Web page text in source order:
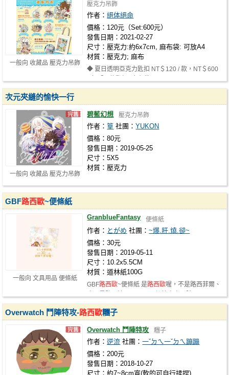
一般向 收藏品 壓克力吊飾
壓克力吊飾
作者：絕体絕命
價格：120元（Set:600元）
發售日期：2021-02-27
尺寸：壓克力:約6x7cm, 麻布袋: 可放A4
材質：壓克力; 麻布
◆ 夏日透明亞克力匙扣 NT＄120 / 款，NT＄600
一般向 收藏品 壓克力吊飾
次元夾縫的愉快一行
碧藍幻想 壓克力吊飾
作者：篁 社團：YUKON
價格：80元
發售日期：2019-05-25
尺寸：5X5
材質：壓克力
一般向 文具用品 便條紙
GBF路西歐~便條紙
GranblueFantasy 便條紙
作者： とがめ 社團：~爆.肝.燒.卻~
價格：30元
發售日期：2019-05-11
尺寸：10.2x5.5CM
材質：道林紙100G
GBF路西歐~便條紙 是路西歐喔，不是路西菲爾、
Overwatch 鬥陣特攻-路西歐糰子
Overwatch 鬥陣特攻 糰子
作者：逆流 社團：一ˇㄉㄟ一ˇㄉㄟ蹦蹦
價格：200元
發售日期：2018-10-27
尺寸：約7~8cm寬(軟的可自行揉捏)